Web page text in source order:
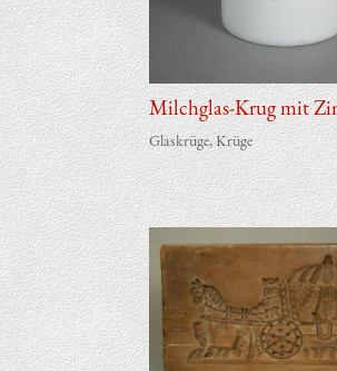
Milchglas-Krug mit
Glaskrüge,Krüge